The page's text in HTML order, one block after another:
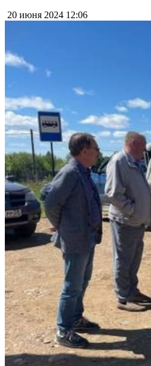
20 июня 2024 12:06